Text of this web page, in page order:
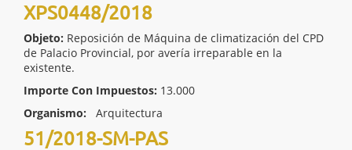
XPS0448/2018
Objeto: Reposición de Máquina de climatización del CPD
de Palacio Provincial, por avería irreparable en la
existente.
Importe Con Impuestos: 13.000
Organismo:
Arquitectura
51/2018-SM-PAS